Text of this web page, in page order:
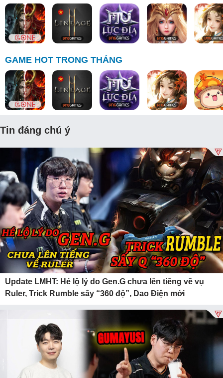
GAME HOT TRONG THÁNG
Tin đáng chú ý
Update LMHT: Hé lộ lý do Gen.G chưa lên tiếng về vụ
Ruler, Trick Rumble sấy “360 độ”, Dao Điện mới